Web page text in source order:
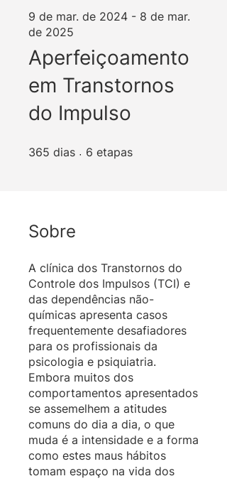
Aperfeiçoamento
em Transtornos
do Impulso
9 de mar. de 2024 - 8 de mar.
de 2025
365 dias 365 dias
6 etapas
Sobre
A clínica dos Transtornos do
Controle dos Impulsos (TCI) e
das dependências não-
químicas apresenta casos
frequentemente desafiadores
para os profissionais da
psicologia e psiquiatria.
Embora muitos dos
comportamentos apresentados
se assemelhem a atitudes
comuns do dia a dia, o que
muda é a intensidade e a forma
como estes maus hábitos
tomam espaço na vida dos